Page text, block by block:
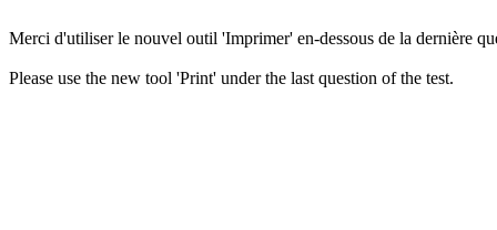
Merci d'utiliser le nouvel outil 'Imprimer' en-dessous de la dernière
Please use the new tool 'Print' under the last question of the test.